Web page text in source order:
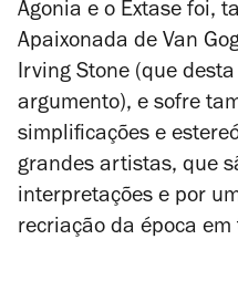
Agonia e o Êxtase foi,
Apaixonada de Van
Irving Stone (que
argumento), e sofre
simplificações e
grandes artistas, que
interpretações e por
recriação da época em